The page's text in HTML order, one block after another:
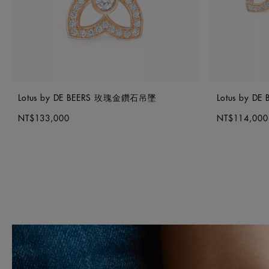
Lotus by DE BEERS 玫瑰金鑽石吊墜
NT$133,000
Lotus by DE
NT$114,000